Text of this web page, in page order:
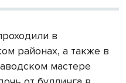
в
районах, а также в
мастере